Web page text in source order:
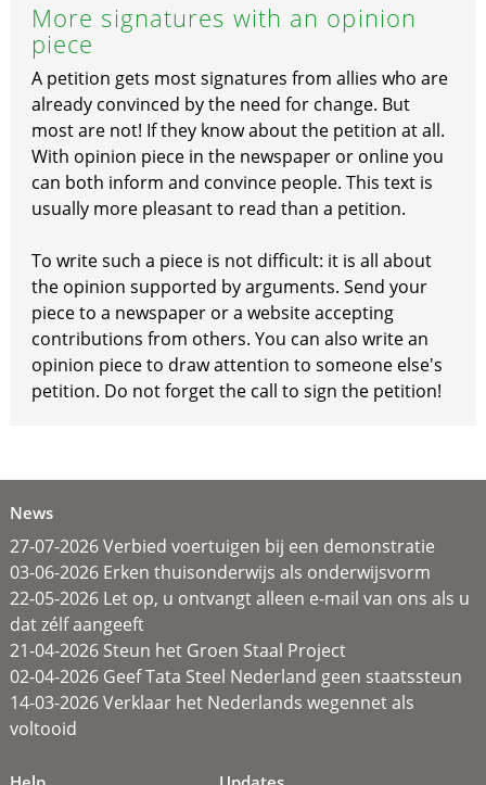
More signatures with an opinion
piece
A petition gets most signatures from allies who are
already convinced by the need for change. But
most are not! If they know about the petition at all.
With opinion piece in the newspaper or online you
can both inform and convince people. This text is
usually more pleasant to read than a petition.
To write such a piece is not difficult: it is all about
the opinion supported by arguments. Send your
piece to a newspaper or a website accepting
contributions from others. You can also write an
opinion piece to draw attention to someone else's
petition. Do not forget the call to sign the petition!
News
27-07-2026 Verbied voertuigen bij een demonstratie
03-06-2026 Erken thuisonderwijs als onderwijsvorm
22-05-2026 Let op, u ontvangt alleen e-mail van ons als u
dat zélf aangeeft
21-04-2026 Steun het Groen Staal Project
02-04-2026 Geef Tata Steel Nederland geen staatssteun
14-03-2026 Verklaar het Nederlands wegennet als
voltooid